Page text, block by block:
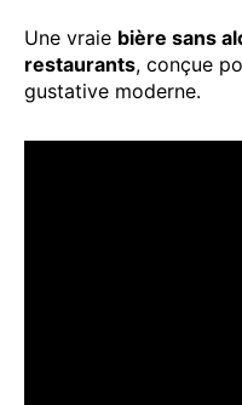
Une vraie bière sans
restaurants, conçue
gustative moderne.